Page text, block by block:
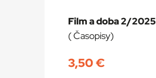
Film a doba 2/2025
( Časopisy)
3,50€